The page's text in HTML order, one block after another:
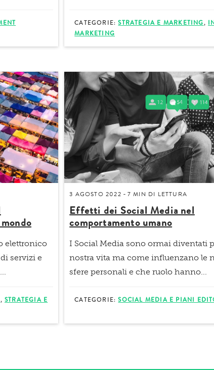
CATEGORIE:STRATEGIA E MARKETING,
MARKETING
elettronico
servizi e
,STRATEGIA E
3 AGOSTO 2022 - 7 MIN DI LETTURA
Effetti dei Social Media nel
comportamento umano
I Social Media sono ormai diventati
nostra vita ma come influenzano le
sfere personali e che ruolo hanno...
CATEGORIE:SOCIAL MEDIA E PIANI